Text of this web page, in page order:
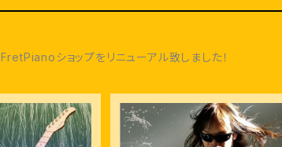
FretPianoショップをリニューアル致しました！